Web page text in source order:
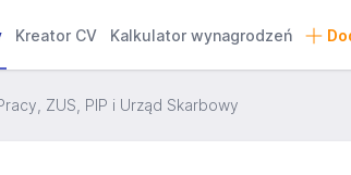
Kreator CV Kalkulator wynagrodzeń
ZUS, PIP i Urząd Skarbowy